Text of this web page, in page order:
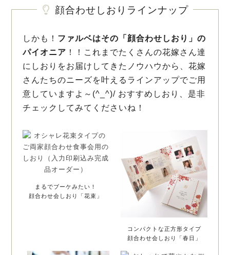
顔合わせしおりラインナップ
しかも！ ファルベはその「顔合わせしおり」の
パイオニア ！！これまでたくさんの花嫁さん達
にしおりをお届けしてきたノウハウから、花嫁
さんたちのニーズを叶えるラインアップでご用
意していますよ～(^_^)/ おすすめしおり、是非
チェックしてみてくださいね！
まるでブーケみたい！
顔合わせ会しおり「花束」
コンパクトな正方形タイプ
顔合わせ会しおり「春日」